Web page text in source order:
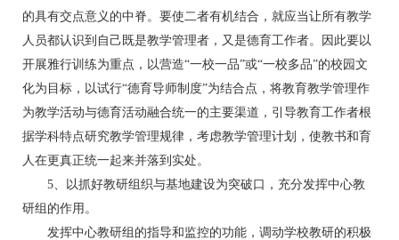
的具有交点意义的中脊。要使二者有机结合，就应当让所有教学
人员都认识到自己既是教学管理者，又是德育工作者。因此要以
开展雅行训练为重点，以营造“一校一品”或“一校多品”的校园文
化为目标，以试行“德育导师制度”为结合点，将教育教学管理作
为教学活动与德育活动融合统一的主要渠道，引导教育工作者根
据学科特点研究教学管理规律，考虑教学管理计划，使教书和育
人在更真正统一起来并落到实处。
5、以抓好教研组织与基地建设为突破口，充分发挥中心教
研组的作用。
发挥中心教研组的指导和监控的功能，调动学校教研的积极